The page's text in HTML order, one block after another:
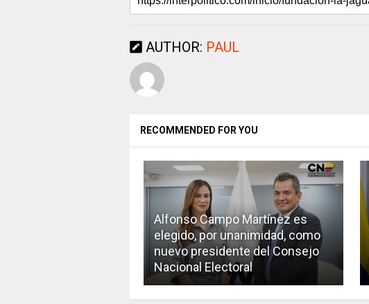
AUTHOR: PAUL
RECOMMENDED FOR YOU
Alfonso Campo Martínez es
elegido, por unanimidad, como
nuevo presidente del Consejo
Nacional Electoral